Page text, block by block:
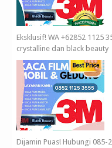
Eksklusif! WA +62852 1125
crystalline dan black beauty
Dijamin Puas! Hubungi